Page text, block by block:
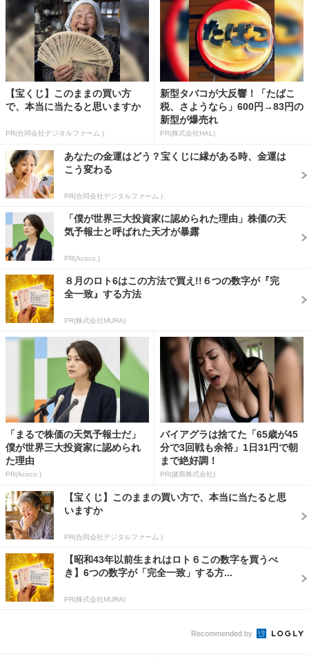
【宝くじ】このままの買い方
で、本当に当たると思いますか
PR(合同会社デジタルファーム )
新型タバコが大反響！「たばこ
税、さようなら」600円→83円の
新型が爆売れ
PR(株式会社HAL)
あなたの金運はどう？宝くじに縁がある時、金運は
こう変わる
PR(合同会社デジタルファーム )
「僕が世界三大投資家に認められた理由」株価の天
気予報士と呼ばれた天才が暴露
PR(Acoco.)
８月のロト6はこの方法で買え!!６つの数字が『完
全一致』する方法
PR(株式会社MURA)
「まるで株価の天気予報士だ」
僕が世界三大投資家に認められ
た理由
PR(Acoco.)
バイアグラは捨てた「65歳が45
分で3回戦も余裕」1日31円で朝
まで絶好調！
PR(健商株式会社)
【宝くじ】このままの買い方で、本当に当たると思
いますか
PR(合同会社デジタルファーム )
【昭和43年以前生まれはロト６この数字を買うべ
き】6つの数字が「完全一致」する方...
PR(株式会社MURA)
Recommended by